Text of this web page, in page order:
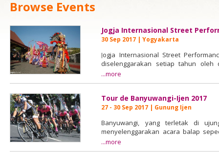
Browse Events
Jogja Internasional Street
30 Sep 2017 | Yogyakarta
Jogja Internasional Street
diselenggarakan setiap tahun
Yogyakarta. Acara yang
performing art, baik lokal maupun
untuk berkunkung ke Jogja. Selain
pemerintah daerah terhadap
...more
Tour de Banyuwangi-Ijen 2017
27 - 30 Sep 2017 | Gunung Ijen
Banyuwangi, yang terletak di
menyelenggarakan acara balap
International Tour de Banyuwangi-
27 sampai 30 September 2017.
...more